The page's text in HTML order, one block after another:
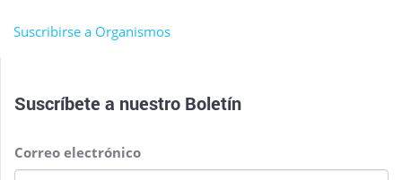
Suscribirse a Organismos
Suscríbete a nuestro Boletín
Correo electrónico